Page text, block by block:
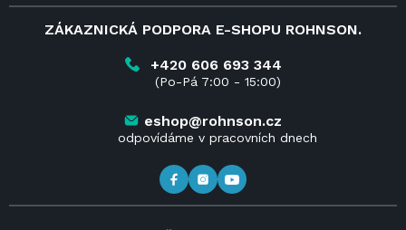
Reklamace
Vrácení zboží do 14 dnů
ZÁKAZNICKÁ PODPORA E-SHOPU ROHNSON.
+420 606 693 344
(Po-Pá 7:00 - 15:00)
eshop@rohnson.cz
odpovídáme v pracovních dnech